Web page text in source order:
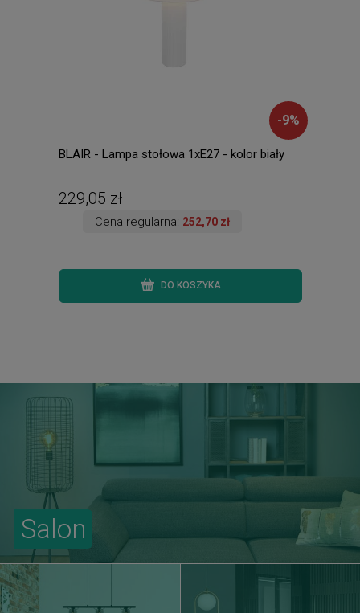
-9%
BLAIR - Lampa stołowa 1xE27 - kolor biały
229,05 zł
Cena regularna:252,70 zł
DO KOSZYKA
Salon